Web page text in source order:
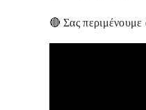
🔴 Σας